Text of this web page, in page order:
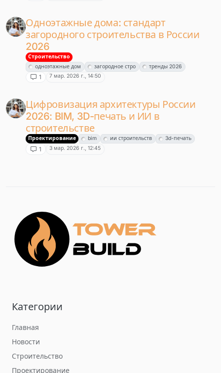
Одноэтажные дома: стандарт
загородного строительства в России
2026
Строительство
одноэтажные дом
загородное стро тренды 2026
1 7 мар. 2026 г., 14:50
Цифровизация архитектуры России
2026: BIM, 3D-печать и ИИ в
строительстве
Проектирование bim ии строительств 3d-печать
1 3 мар. 2026 г., 12:45
Категории
Главная
Новости
Строительство
Проектирование